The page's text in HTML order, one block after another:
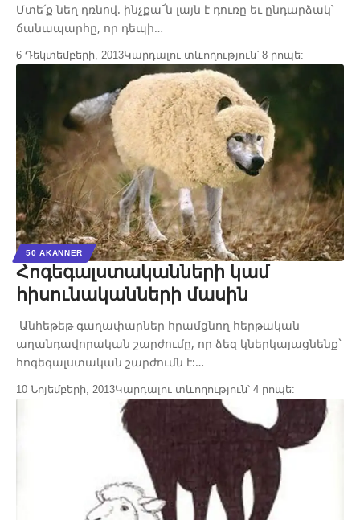
Մտե՛ք նեղ դռնով. ինչքա՜ն լայն է դուռը եւ ընդարձակ՝
ճանապարհը, որ դեպի…
6 Դեկտեմբերի, 2013Կարդալու տևողություն՝ 8 րոպե:
50 AKANNER
Հոգեգալստականների կամ
հիսունականների մասին
Անհեթեթ գաղափարներ հրամցնող հերթական
աղանդավորական շարժումը, որ ձեզ կներկայացնենք`
հոգեգալստական շարժումն է:…
10 Նոյեմբերի, 2013Կարդալու տևողություն՝ 4 րոպե: